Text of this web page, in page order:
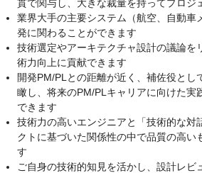
貫で関与し、大きな裁量を持ってプロジ
業界大手の主要システム（航空、自動車
発に関わることができます
技術選定やアーキテクチャ設計の議論を
術力向上に貢献できます
開発PM/PLとの距離が近く、補佐役とし
瞰し、将来のPM/PLキャリアに向けた実
できます
技術力の高いエンジニアと「技術的な対
クトに基づいた関係性の中で品質の高い
す
ご自身の技術的知見を活かし、設計レビ